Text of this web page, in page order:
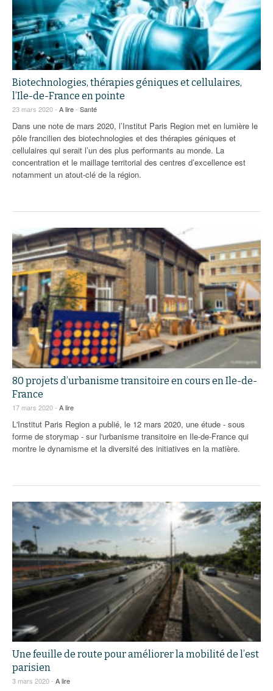
Biotechnologies, thérapies géniques et cellulaires,
l’Ile-de-France en pointe
23 mars 2020 - A lire- Santé
Dans une note de mars 2020, l’Institut Paris Region met en lumière le
pôle francilien des biotechnologies et des thérapies géniques et
cellulaires qui serait l’un des plus performants au monde. La
concentration et le maillage territorial des centres d’excellence est
notamment un atout-clé de la région.
80 projets d’urbanisme transitoire en cours en Ile-de-
France
17 mars 2020 - A lire
L'Institut Paris Region a publié, le 12 mars 2020, une étude - sous
forme de storymap - sur l'urbanisme transitoire en Ile-de-France qui
montre le dynamisme et la diversité des initiatives en la matière.
Une feuille de route pour améliorer la mobilité de l’est
parisien
3 mars 2020 - A lire